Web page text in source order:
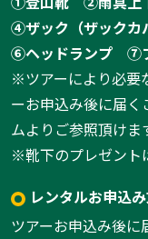
④ザック（ザックカ
⑥ヘッドランプ
⑦
※ツアーにより必要
ーお申込み後に届
ムよりご参照頂けま
※靴下のプレゼント
レンタルお申込
ツアーお申込み後に
1:大台ケ原